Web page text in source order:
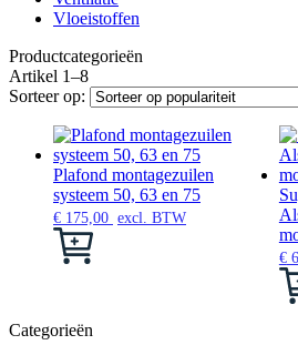
Vloeistoffen
Productcategorieën
Artikel 1–8
Sorteer op:
Plafond montagezuilen
systeem 50, 63 en 75
€ 175,00 excl. BTW
Dit
Deze
€
Categorieën